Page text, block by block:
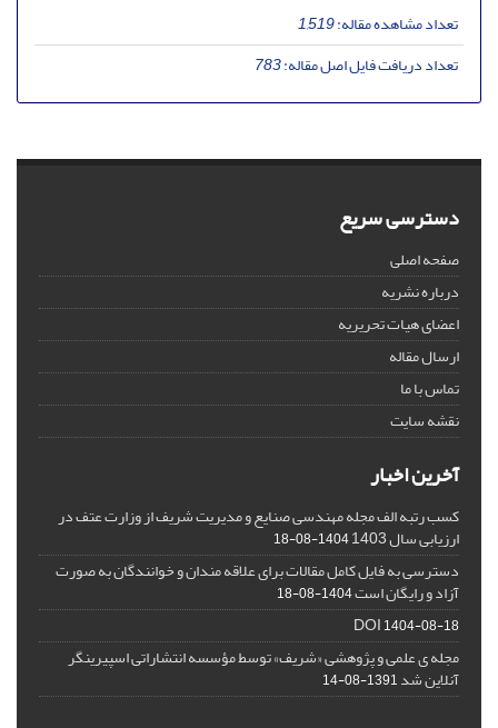
تعداد مشاهده مقاله:1,519
تعداد دریافت فایل اصل مقاله:783
دسترسی سریع
صفحه اصلی
درباره نشریه
اعضای هیات تحریریه
ارسال مقاله
تماس با ما
نقشه سایت
آخرین اخبار
کسب رتبه الف مجله مهندسی صنایع و مدیریت شریف از وزارت عتف در
ارزیابی سال 1403 1404-08-18
دسترسی به فایل کامل مقالات برای علاقه مندان و خوانندگان به صورت
آزاد و رایگان است1404-08-18
DOI1404-08-18
مجله ی علمی و پژوهشی «شریف» توسط مؤسسه انتشاراتی اسپیرینگر
آنلاین شد1391-08-14